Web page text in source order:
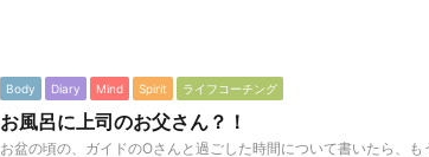
Body Diary Mind Spirit ライフコーチング
お風呂に上司のお父さん？！
お盆の頃の、ガイドのOさんと過ごした時間について書いたら、も